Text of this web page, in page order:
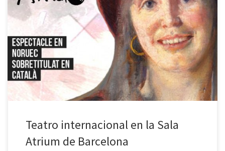
Estos días ha podido verse en la barcelonesa Sala Atrium −que
esta temporada cumple cinco años− Oda: Satans Kvinne (Oda: una
mujer infernal), del dramaturgo Dag Nordgaard, con dirección de
Ferran Audí. Un monólogo noruego, en versión original con
subtítulos, que nos acerca la figura de la pintora Oda Krohg […]
Teatro internacional en la Sala
Atrium de Barcelona